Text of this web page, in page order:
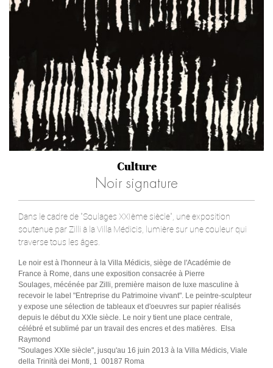
Culture
Noir signature
Dans le cadre de "Soulages XXIème siècle", une exposition
soutenue par Zilli à la Villa Médicis, lumière sur une couleur qui
traverse tous les âges.
Le noir est à l'honneur à la Villa Médicis, siège de l'Académie de
France à Rome, dans une exposition consacrée à Pierre
Soulages, mécénée par Zilli, première maison de luxe masculine à
recevoir le label "Entreprise du Patrimoine vivant". Le peintre-sculpteur
y expose une sélection de tableaux et d'oeuvres sur papier réalisés
depuis le début du XXIe siècle. Le noir y tient une place centrale,
célébré et sublimé par un travail des encres et des matières. Elsa
Raymond
"Soulages XXIe siècle", jusqu'au 16 juin 2013 à la Villa Médicis, Viale
della Trinità dei Monti, 1 00187 Roma